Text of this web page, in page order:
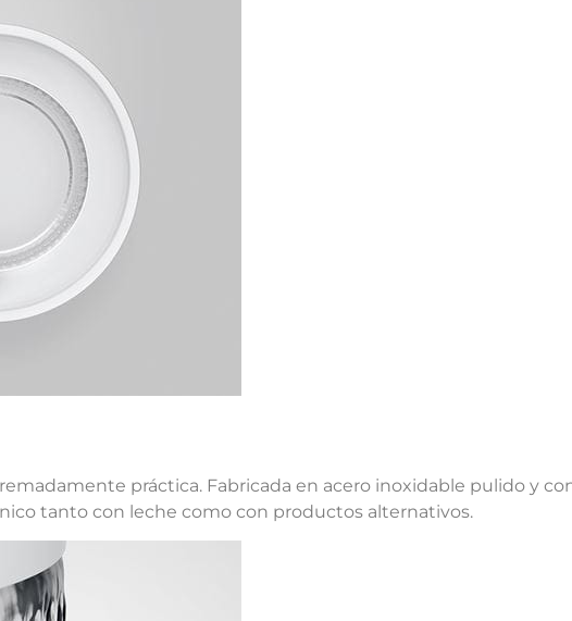
práctica. Fabricada en acero inoxidable pulido y
tanto con leche como con productos alternativos.